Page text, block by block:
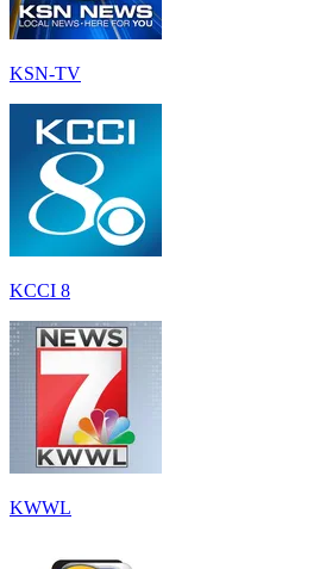
KSN-TV
KCCI 8
KWWL